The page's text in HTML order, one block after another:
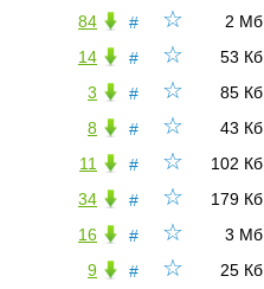
☆
# 2 Мб
84
☆
# 53 Кб
14
☆
# 85 Кб
3
☆
# 43 Кб
8
☆
# 102 Кб
11
☆
# 179 Кб
34
☆
# 3 Мб
16
☆
# 25 Кб
9